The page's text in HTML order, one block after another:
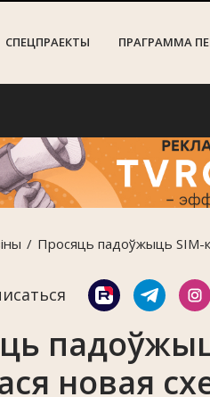
СПЕЦПРАЕКТЫ ПРАГРАММА
Просяць падоўжыць SIM-
новая